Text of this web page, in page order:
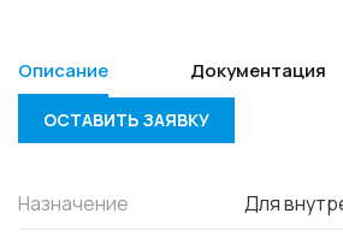
Описание Документация
ОСТАВИТЬ ЗАЯВКУ
Назначение
Для